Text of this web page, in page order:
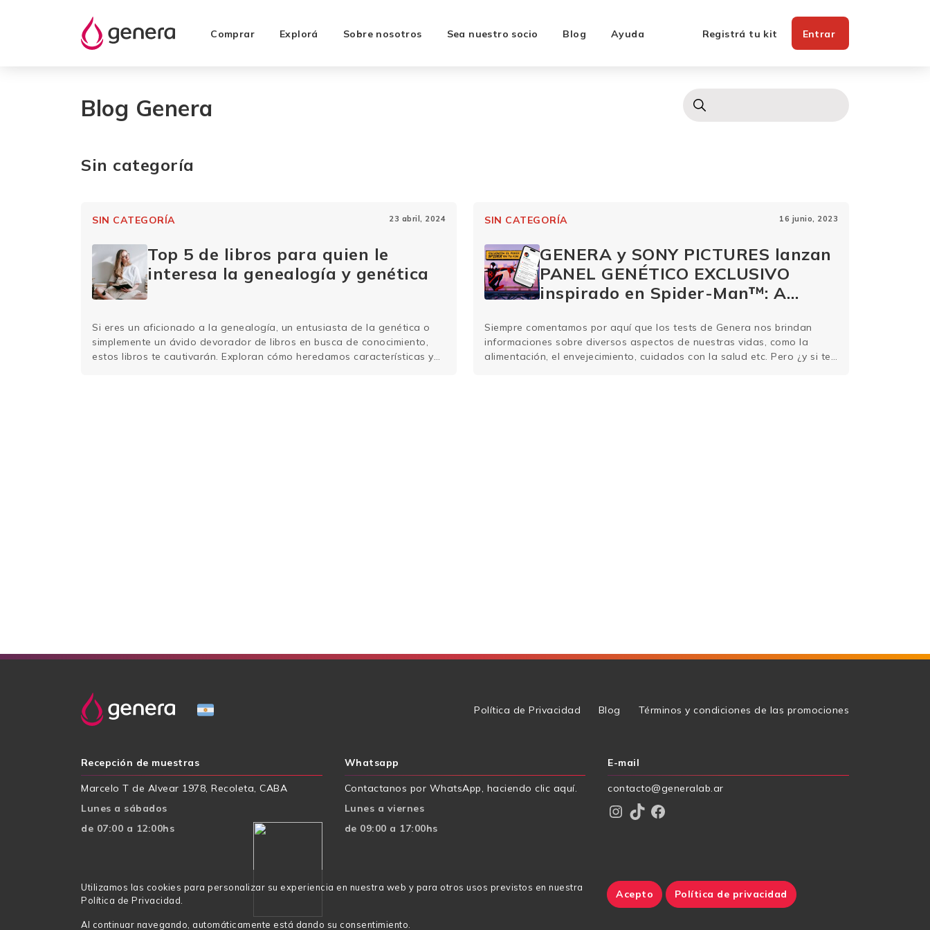
Comprar Explorá Sobre nosotros Sea nuestro socio Blog Ayuda Registrá tu kit Entrar
Blog Genera
Sin categoría
SIN CATEGORÍA 23 abril, 2024
Top 5 de libros para quien le
interesa la genealogía y genética
Si eres un aficionado a la genealogía, un entusiasta de la genética o
simplemente un ávido devorador de libros en busca de conocimiento,
estos libros te cautivarán. Exploran cómo heredamos características y
SIN CATEGORÍA 16 junio, 2023
GENERA y SONY PICTURES lanzan
PANEL GENÉTICO EXCLUSIVO
inspirado en Spider-Man™: A
Siempre comentamos por aquí que los tests de Genera nos brindan
informaciones sobre diversos aspectos de nuestras vidas, como la
alimentación, el envejecimiento, cuidados con la salud etc. Pero ¿y si te
Utilizamos las cookies para personalizar su experiencia en nuestra web y para otros usos previstos en nuestra
Política de Privacidad.
Al continuar navegando, automáticamente está dando su consentimiento.
Acepto Política de privacidad
Política de Privacidad Blog Términos y condiciones de las promociones
Recepción de muestras
Marcelo T de Alvear 1978, Recoleta, CABA
Lunes a sábados
de 07:00 a 12:00hs
Whatsapp
Contactanos por WhatsApp, haciendo clic aquí.
Lunes a viernes
de 09:00 a 17:00hs
E-mail
contacto@generalab.ar
Instagram TikTok Facebook